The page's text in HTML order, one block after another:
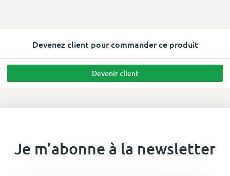
Devenez client pour commander ce produit
Devenir client
Je m’abonne à la newsletter